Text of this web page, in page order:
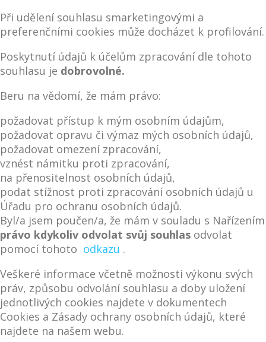
Při udělení souhlasu smarketingovými a
preferenčními cookies může docházet k profilování.
Poskytnutí údajů k účelům zpracování dle tohoto
souhlasu je dobrovolné.
Beru na vědomí, že mám právo:
požadovat přístup k mým osobním údajům,
požadovat opravu či výmaz mých osobních údajů,
požadovat omezení zpracování,
vznést námitku proti zpracování,
na přenositelnost osobních údajů,
podat stížnost proti zpracování osobních údajů u
Úřadu pro ochranu osobních údajů.
Byl/a jsem poučen/a, že mám v souladu s Nařízením
právo kdykoliv odvolat svůj souhlas odvolat
pomocí tohoto odkazu .
Veškeré informace včetně možnosti výkonu svých
práv, způsobu odvolání souhlasu a doby uložení
jednotlivých cookies najdete v dokumentech
Cookies a Zásady ochrany osobních údajů, které
najdete na našem webu.